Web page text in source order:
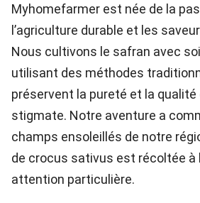
Myhomefarmer est née de la
l’agriculture durable et les
Nous cultivons le safran avec
utilisant des méthodes
préservent la pureté et la qualité
stigmate. Notre aventure a
champs ensoleillés de notre
de crocus sativus est récoltée à
attention particulière.